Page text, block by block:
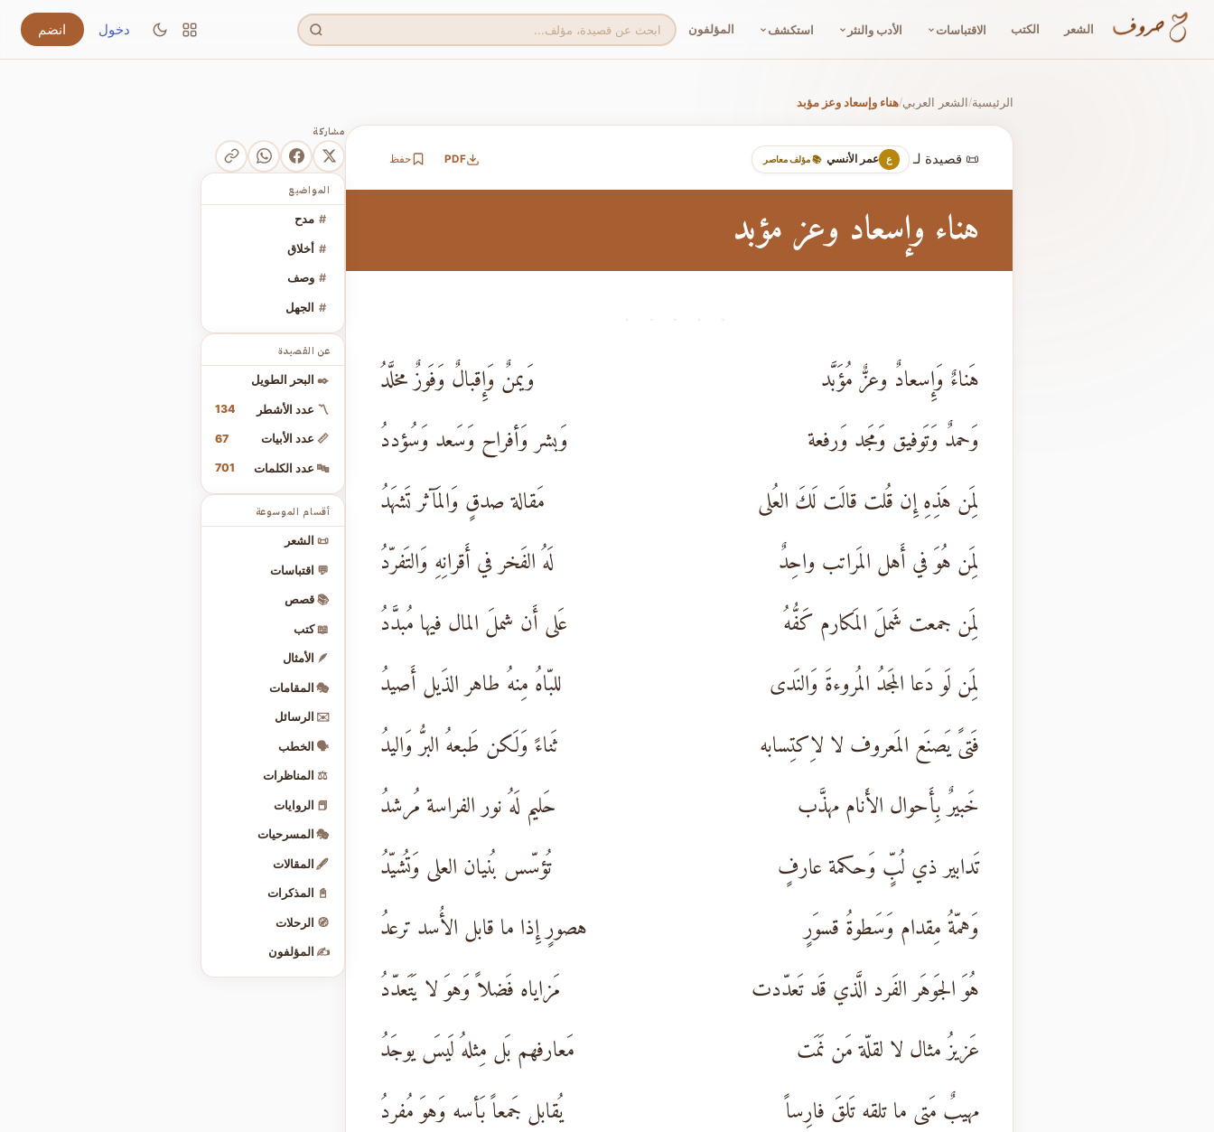
الشعر الكتب الاقتباسات الأدب والنثر استكشف المؤلفون دخول انضم
الرئيسية/الشعر العربي/هناء وإسعاد وعز مؤبد
📜 قصيدة لـ ع عمر الأنسي 📚 مؤلف معاصر PDF حفظ
هناء وإسعاد وعز مؤبد
· · · · ·
هَناءٌ وَإِسعادٌ وعزٌّ مُؤَبَّد
وَيمنٌ وَإِقبالٌ وَفَوزٌ مخلَّدُ
وَحمدٌ وَتَوفيق وَمَجد وَرفعة
وَبشر وَأفراح وَسَعد وَسُؤددُ
لِمَن هَذِهِ إِن قُلت قالَت لَكَ العُلى
مَقالة صدقٍ وَالمَآثر تَشهَدُ
لِمَن هُوَ في أَهل المَراتب واحِدٌ
لَهُ الفَخر في أَقرانِهِ وَالتَفرّدُ
لِمَن جمعت شَملَ المَكارم كَفُّهُ
عَلى أَن شملَ المال فيها مُبدَّدُ
لِمَن لَو دَعا المَجدُ المُروءةَ وَالنَدى
للبّاهُ مِنهُ طاهر الذَيل أَصيدُ
فَتىً يَصنَع المَعروف لا لاِكتِسابه
ثَناءً وَلَكن طَبعهُ البرُّ وَاليدُ
خَبيرٌ بِأَحوال الأَنام مهذَّب
حَليم لَهُ نور الفراسة مُرشدُ
تَدابير ذي لُبٍّ وَحكمة عارفٍ
تُؤسّس بُنيان العلى وَتُشيّدُ
وَهمّةُ مِقدام وَسَطوةُ قسوَرٍ
هصورٍ إِذا ما قابل الأُسد ترعدُ
هُوَ الجَوهَر الفَرد الَّذي قَد تَعدّدت
مَزاياه فَضلاً وَهوَ لا يَتَعدّدُ
عَزيزُ مثال لا لقلّة مَن نَمَت
مَعارفهم بَل مِثلهُ لَيسَ يوجَدُ
مهيبٌ مَتى ما تلقه تَلقَ فارِساً
يُقابل جَمعاً بَأسه وَهوَ مُفردُ
مشاركة
المواضيع
# مدح
# أخلاق
# وصف
# الجهل
عن القصيدة
✒️ البحر الطويل
〽️ عدد الأشطر 134
📏 عدد الأبيات 67
🔤 عدد الكلمات 701
أقسام الموسوعة
📜 الشعر
💬 اقتباسات
📚 قصص
📖 كتب
🪶 الأمثال
🎭 المقامات
✉️ الرسائل
🗣️ الخطب
⚖️ المناظرات
📕 الروايات
🎭 المسرحيات
🖋️ المقالات
📓 المذكرات
🧭 الرحلات
✍️ المؤلفون